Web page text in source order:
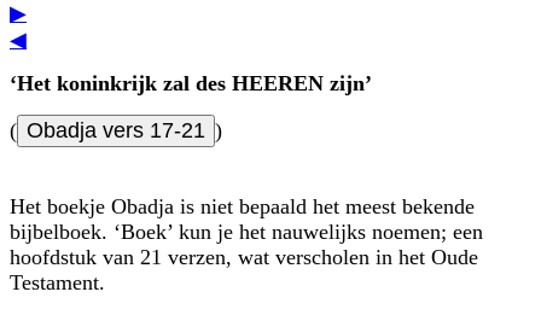
▶
◀
‘Het koninkrijk zal des HEEREN zijn’
( Obadja vers 17-21 )
Het boekje Obadja is niet bepaald het meest bekende
bijbelboek. ‘Boek’ kun je het nauwelijks noemen; een
hoofdstuk van 21 verzen, wat verscholen in het Oude
Testament.